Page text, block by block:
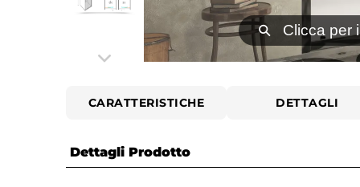
⚲ Clicca per
CARATTERISTICHE DETTAGLI
Dettagli Prodotto